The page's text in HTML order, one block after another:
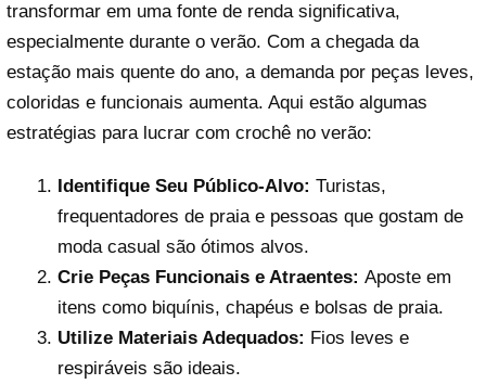
transformar em uma fonte de renda significativa,
especialmente durante o verão. Com a chegada da
estação mais quente do ano, a demanda por peças leves,
coloridas e funcionais aumenta. Aqui estão algumas
estratégias para lucrar com crochê no verão:
Identifique Seu Público-Alvo: Turistas,
frequentadores de praia e pessoas que gostam de
moda casual são ótimos alvos.
Crie Peças Funcionais e Atraentes: Aposte em
itens como biquínis, chapéus e bolsas de praia.
Utilize Materiais Adequados: Fios leves e
respiráveis são ideais.